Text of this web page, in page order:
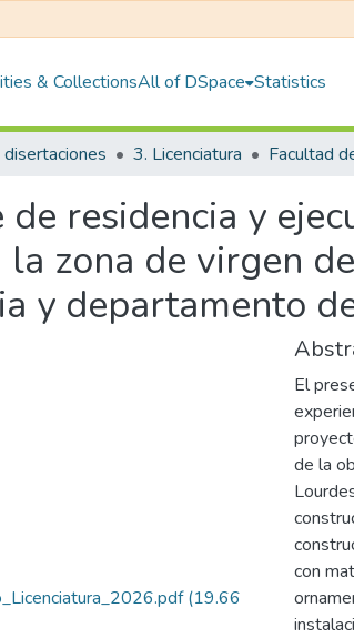
& CollectionsAll of DSpace Statistics
disertaciones 3. Licenciatura
de residencia y
la zona de virgen
y departamento
(19.66
El
de la
con